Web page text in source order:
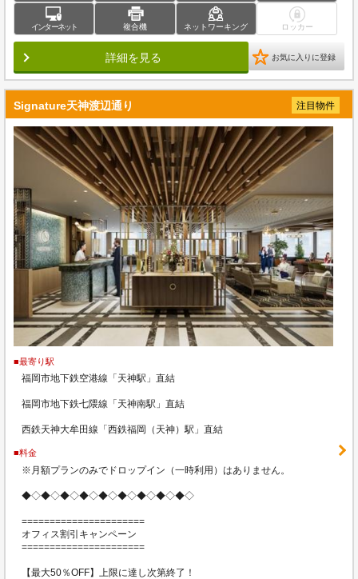
インターネット 複合機 ネットワーキング ロッカー
詳細を見る お気に入りに登録
Signature天神渡辺通り 注目物件
■最寄り駅
福岡市地下鉄空港線「天神駅」直結
福岡市地下鉄七隈線「天神南駅」直結
西鉄天神大牟田線「西鉄福岡（天神）駅」直結
■料金
※月額プランのみでドロップイン（一時利用）はありません。
◆◇◆◇◆◇◆◇◆◇◆◇◆◇◆◇◆◇
======================
オフィス割引キャンペーン
======================
【最大50％OFF】上限に達し次第終了！